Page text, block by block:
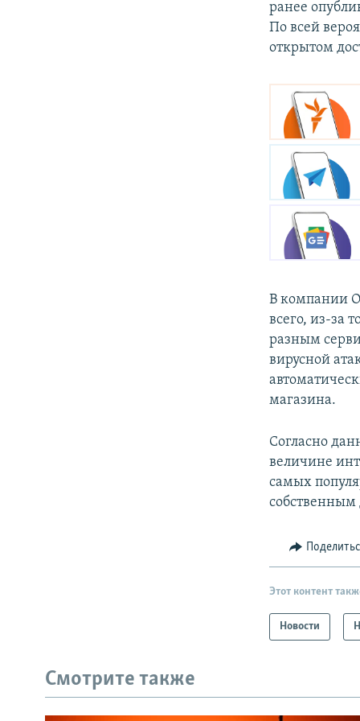
ранее
По всей
открытом
В компании
всего, из-за
разным
вирусной
магазина.
Согласно
величине
самых
Этот контент
Новости
Смотрите также